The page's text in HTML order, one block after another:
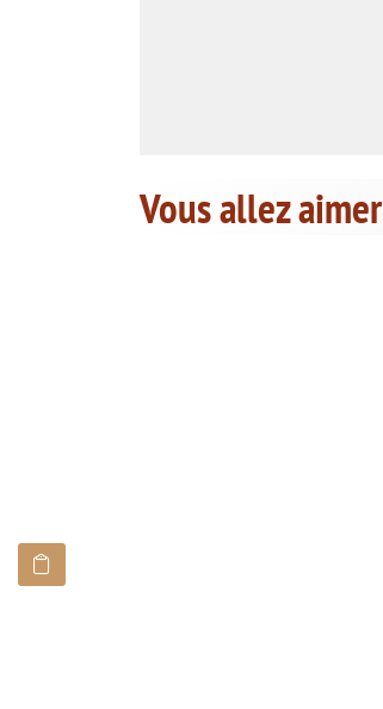
Vous allez aimer